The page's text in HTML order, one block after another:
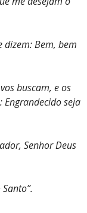
dizem: Bem, bem
buscam, e os
Engrandecido seja
Senhor Deus